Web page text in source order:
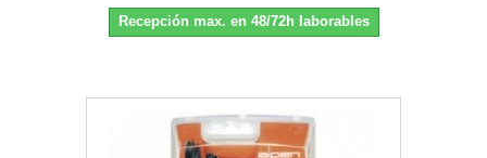
Recepción max. en 48/72h laborables